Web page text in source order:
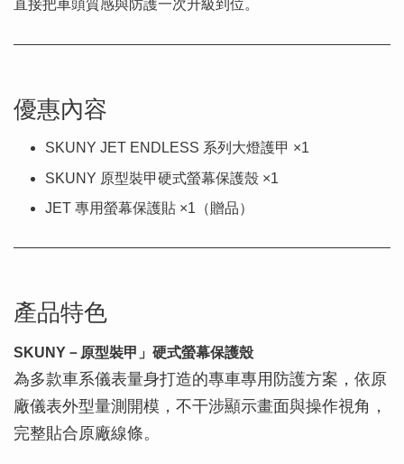
直接把車頭質感與防護一次升級到位。
優惠內容
SKUNY JET ENDLESS 系列大燈護甲 ×1
SKUNY 原型裝甲硬式螢幕保護殼 ×1
JET 專用螢幕保護貼 ×1（贈品）
產品特色
SKUNY－原型裝甲」硬式螢幕保護殼
為多款車系儀表量身打造的專車專用防護方案，依原
廠儀表外型量測開模，不干涉顯示畫面與操作視角，
完整貼合原廠線條。